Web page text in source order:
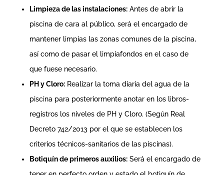
Limpieza de las instalaciones:Antes de abrir la
piscina de cara al público, será el encargado de
mantener limpias las zonas comunes de la piscina,
así como de pasar el limpiafondos en el caso de
que fuese necesario.
PH y Cloro:Realizar la toma diaria del agua de la
piscina para posteriormente anotar en los libros-
registros los niveles de PH y Cloro. (Según Real
Decreto 742/2013 por el que se establecen los
criterios técnicos-sanitarios de las piscinas).
Botiquín de primeros auxilios:Será el encargado de